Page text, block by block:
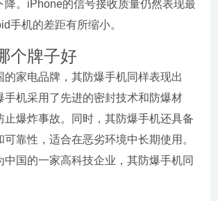
降。iPhone的信号接收质量仍然表现最
手机的差距有所缩小。
个牌子好
的家电品牌，其防爆手机同样表现出
手机采用了先进的密封技术和防爆材
止爆炸事故。同时，其防爆手机还具备
可靠性，适合在恶劣环境中长期使用。
中国的一家高科技企业，其防爆手机同